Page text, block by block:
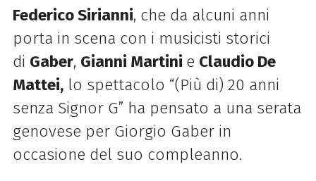
Federico Sirianni, che da alcuni anni
porta in scena con i musicisti storici
di Gaber, Gianni Martini e Claudio De
Mattei,lo spettacolo “(Più di) 20 anni
senza Signor G” ha pensato a una serata
genovese per Giorgio Gaber in
occasione del suo compleanno.